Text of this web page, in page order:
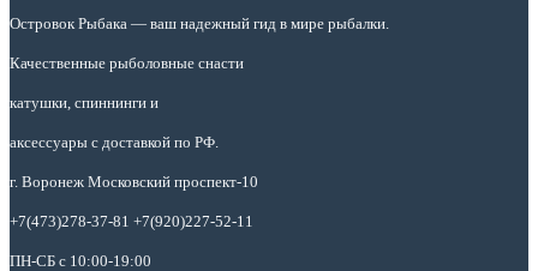
Островок Рыбака — ваш надежный гид в мире рыбалки.
Качественные рыболовные снасти
катушки, спиннинги и
аксессуары с доставкой по РФ.
г. Воронеж Московский проспект-10
+7(473)278-37-81 +7(920)227-52-11
ПН-СБ с 10:00-19:00